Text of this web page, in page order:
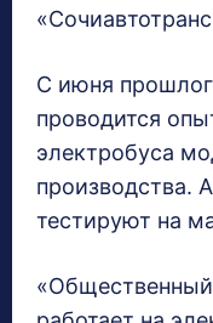
С июня
проводится
электробуса
производства.
тестируют на